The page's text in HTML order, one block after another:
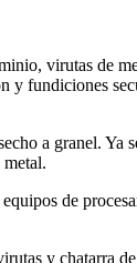
virutas de
y fundiciones
a granel. Ya
de
y chatarra